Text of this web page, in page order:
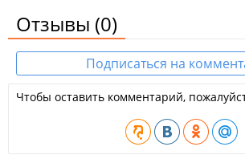
Отзывы (0)
Подписаться на
Чтобы оставить комментарий,